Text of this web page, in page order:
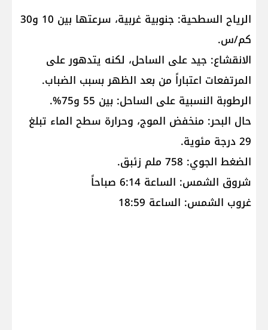
الرياح السطحية: جنوبية غربية، سرعتها بين 10 و30
كم/س.
الانقشاع: جيد على الساحل، لكنه يتدهور على
المرتفعات اعتباراً من بعد الظهر بسبب الضباب.
الرطوبة النسبية على الساحل: بين 55 و75%.
حال البحر: منخفض الموج، وحرارة سطح الماء تبلغ
29 درجة مئوية.
الضغط الجوي: 758 ملم زئبق.
شروق الشمس: الساعة 6:14 صباحاً
غروب الشمس: الساعة 18:59